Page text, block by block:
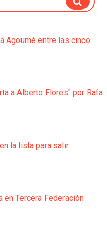
Agoumé entre las cinco
a Alberto Flores" por Rafa
la lista para salir
en Tercera Federación